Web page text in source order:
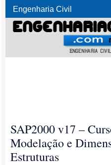
Engenharia Civil
SAP2000 v17 –
Modelação e
Estruturas